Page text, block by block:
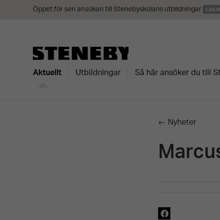
Aktuellt Utbildningar Så här ansöker du till
← Nyheter
Öppet för sen ansökan till Stenebyskolans utbildningar LÄS